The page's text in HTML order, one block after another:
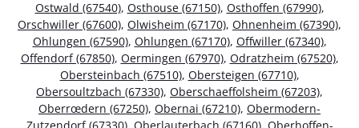
Ostwald (67540), Osthouse (67150), Osthoffen (67990),
Orschwiller (67600), Olwisheim (67170), Ohnenheim (67390),
Ohlungen (67590), Ohlungen (67170), Offwiller (67340),
Offendorf (67850), Oermingen (67970), Odratzheim (67520),
Obersteinbach (67510), Obersteigen (67710),
Obersoultzbach (67330), Oberschaeffolsheim (67203),
Oberrœdern (67250), Obernai (67210), Obermodern-